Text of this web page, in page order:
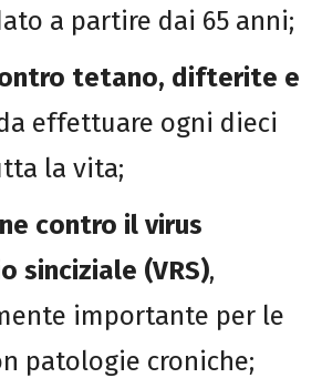
a partire dai 65 anni;
tetano, difterite e
effettuare ogni dieci
la vita;
contro il virus
sinciziale (VRS),
importante per le
patologie croniche;